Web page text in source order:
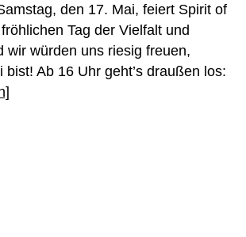
den 17. Mai, feiert Spirit of
Tag der Vielfalt und
wir würden uns riesig freuen,
bist! Ab 16 Uhr geht’s draußen los: